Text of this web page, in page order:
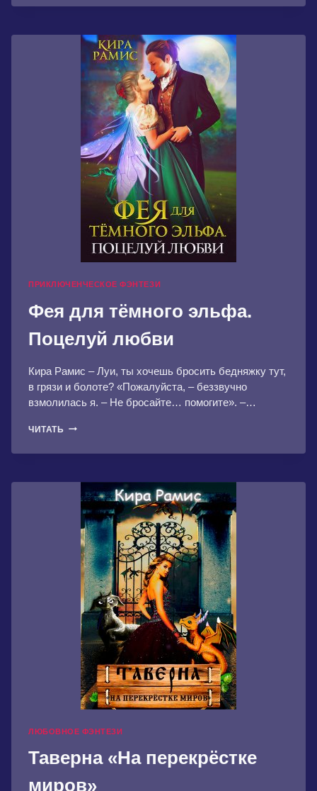
БЕГАХ,
ЛЮБВИ
ПРИКЛЮЧЕНЧЕСКОЕ ФЭНТЕЗИ
Фея для тёмного эльфа.
Поцелуй любви
Кира Рамис – Луи, ты хочешь бросить бедняжку тут,
в грязи и болоте? «Пожалуйста, – беззвучно
взмолилась я. – Не бросайте… помогите». –…
ЧИТАТЬ ФЕЯ
ТЁМНОГО
ЛЮБВИ
ЛЮБОВНОЕ ФЭНТЕЗИ
Таверна «На перекрёстке
миров»